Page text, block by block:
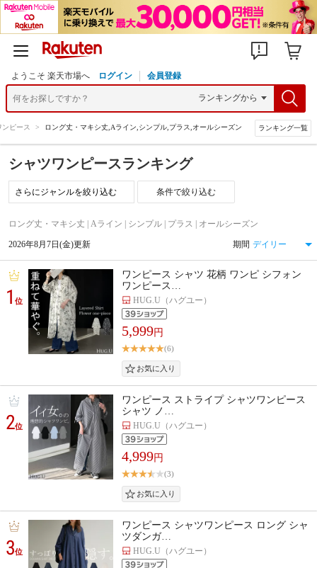
ようこそ 楽天市場へ ログイン 会員登録
ピース > ロング丈・マキシ丈,Aライン,シンプル,プラス,オールシーズン ランキング一覧
シャツワンピースランキング
条件で絞り込む
ロング丈・マキシ丈 | Aライン | シンプル | プラス | オールシーズン
2026年8月7日(金)更新 期間
1位
ワンピース シャツ 花柄 ワンピ シフォン
ワンピース…
HUG.U（ハグユー）
5,999円
(6)
2位
ワンピース ストライプ シャツワンピース
シャツ ノ…
HUG.U（ハグユー）
4,999円
(3)
3位
ワンピース シャツワンピース ロング シャ
ツダンガ…
HUG.U（ハグユー）